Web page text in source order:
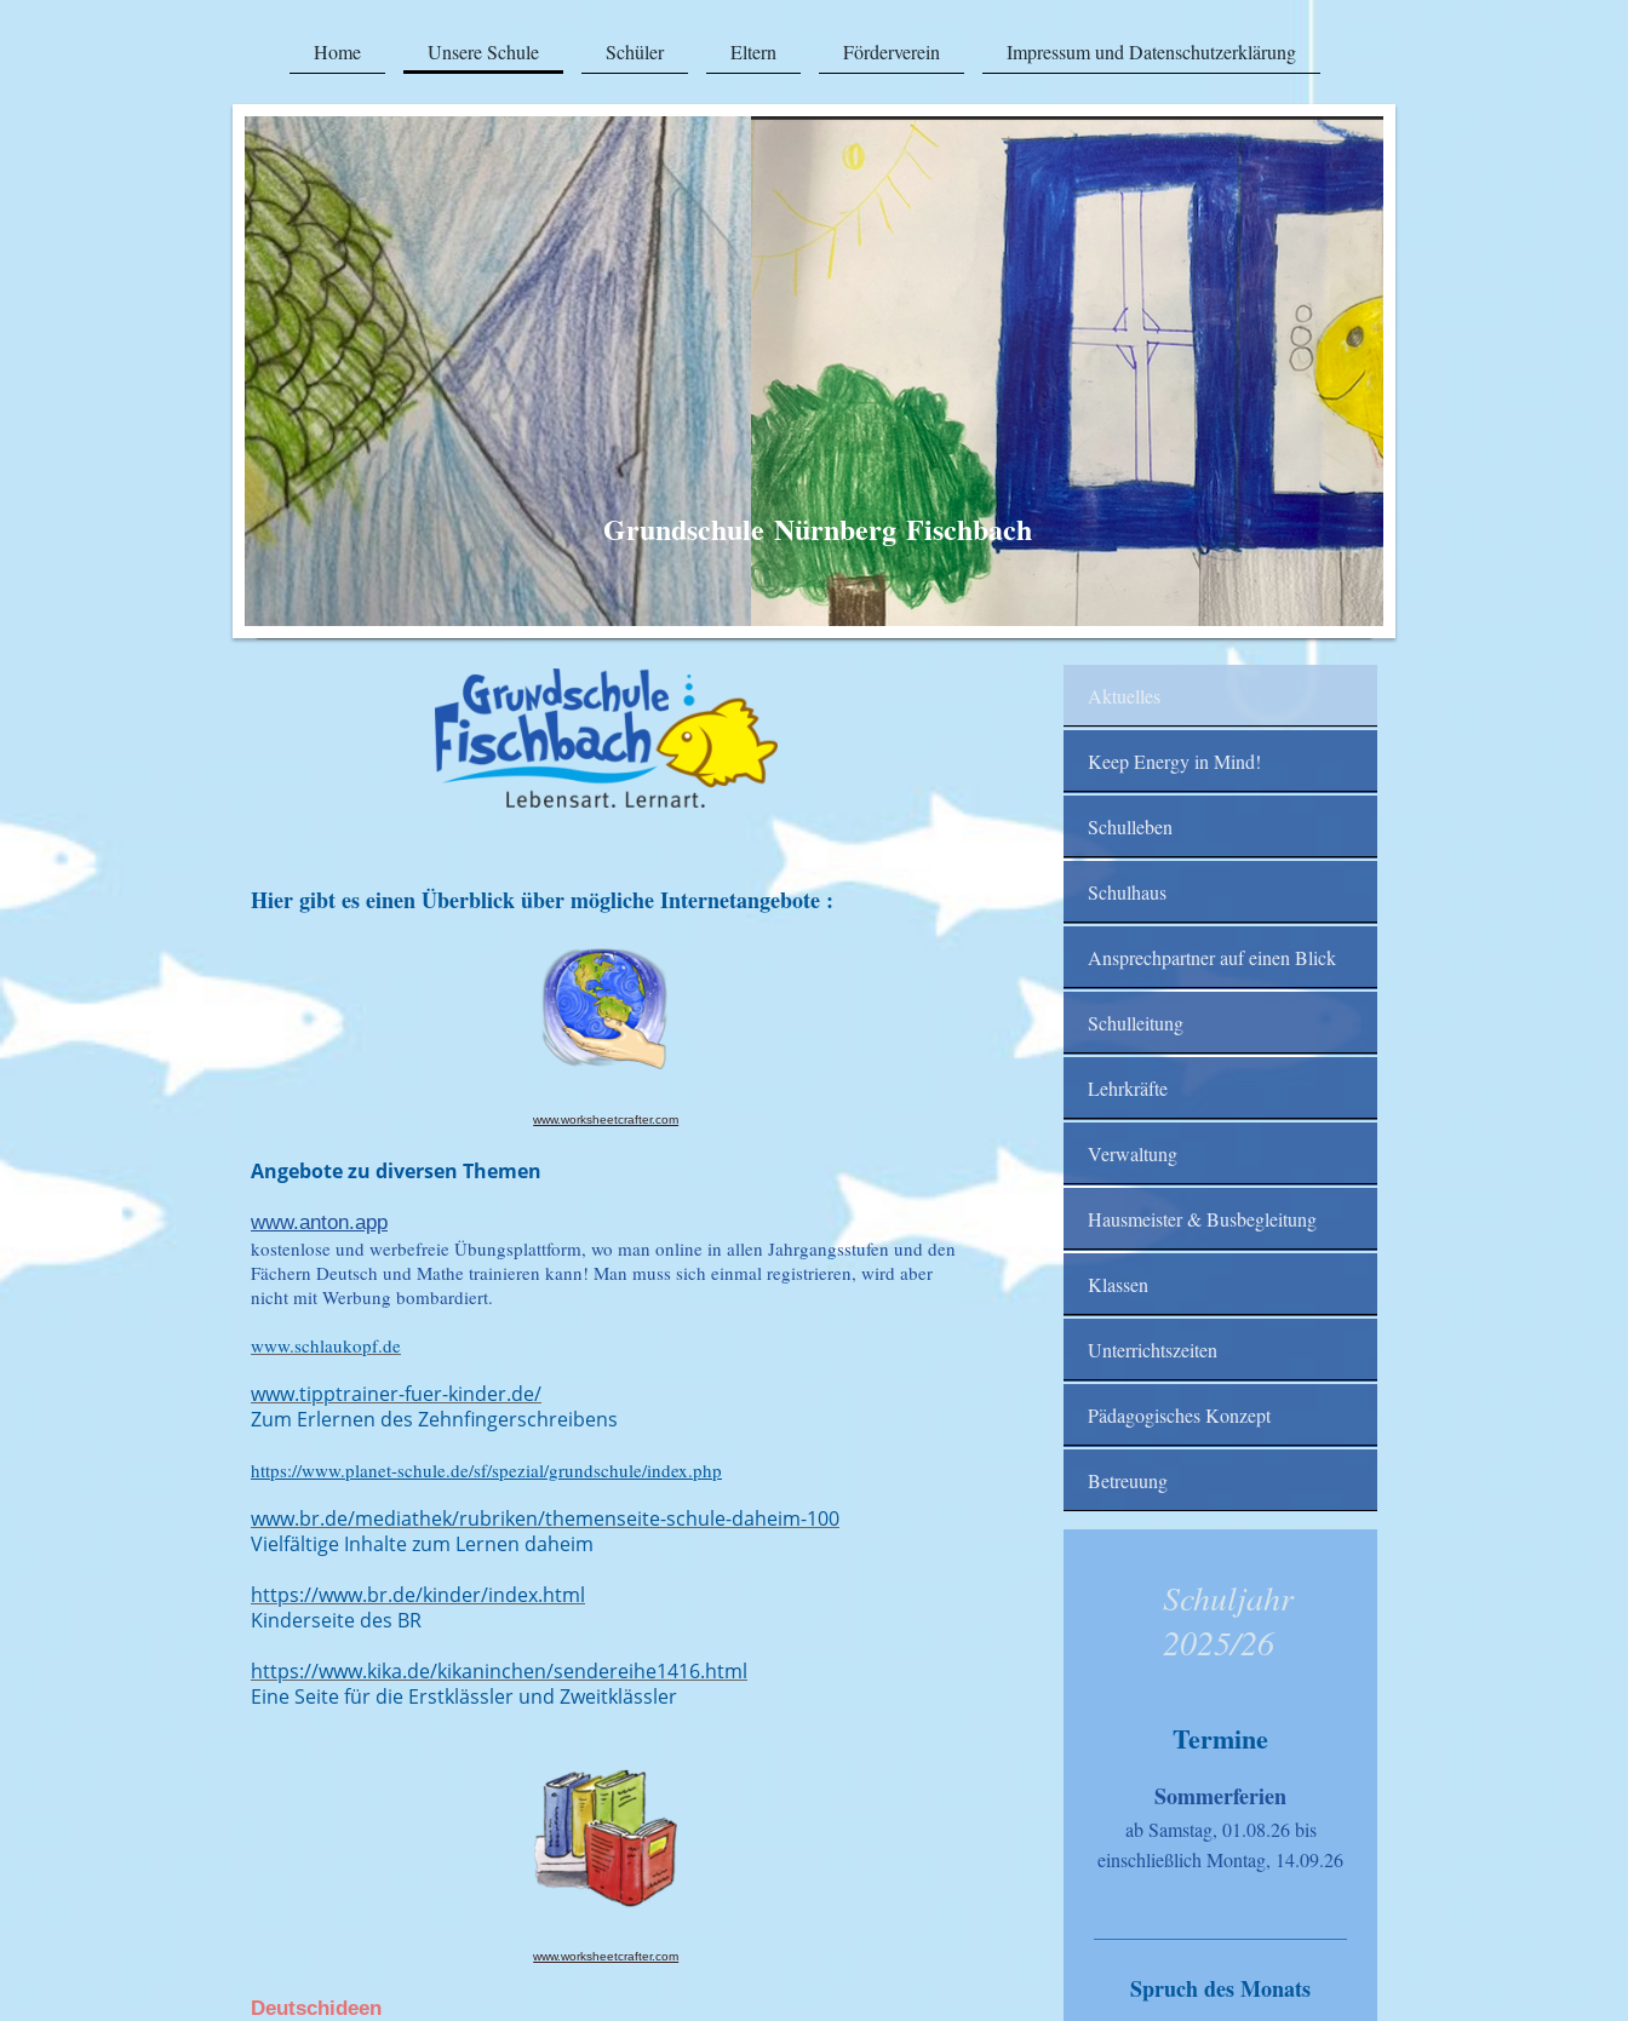
Home Unsere Schule Schüler Eltern Förderverein Impressum und Datenschutzerklärung
Grundschule Nürnberg Fischbach
Hier gibt es einen Überblick über mögliche Internetangebote :
www.worksheetcrafter.com
Angebote zu diversen Themen
www.anton.app
kostenlose und werbefreie Übungsplattform, wo man online in allen Jahrgangsstufen und den
Fächern Deutsch und Mathe trainieren kann! Man muss sich einmal registrieren, wird aber
nicht mit Werbung bombardiert.
www.schlaukopf.de
www.tipptrainer-fuer-kinder.de/
Zum Erlernen des Zehnfingerschreibens
https://www.planet-schule.de/sf/spezial/grundschule/index.php
www.br.de/mediathek/rubriken/themenseite-schule-daheim-100
Vielfältige Inhalte zum Lernen daheim
https://www.br.de/kinder/index.html
Kinderseite des BR
https://www.kika.de/kikaninchen/sendereihe1416.html
Eine Seite für die Erstklässler und Zweitklässler
www.worksheetcrafter.com
Deutschideen
Aktuelles
Keep Energy in Mind!
Schulleben
Schulhaus
Ansprechpartner auf einen Blick
Schulleitung
Lehrkräfte
Verwaltung
Hausmeister & Busbegleitung
Klassen
Unterrichtszeiten
Pädagogisches Konzept
Betreuung
Schuljahr
2025/26
Termine
Sommerferien
ab Samstag, 01.08.26 bis
einschließlich Montag, 14.09.26
Spruch des Monats